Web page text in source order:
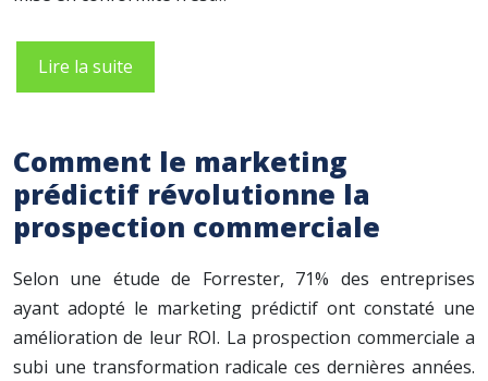
Lire la suite
Comment le marketing
prédictif révolutionne la
prospection commerciale
Selon une étude de Forrester, 71% des entreprises
ayant adopté le marketing prédictif ont constaté une
amélioration de leur ROI. La prospection commerciale a
subi une transformation radicale ces dernières années.